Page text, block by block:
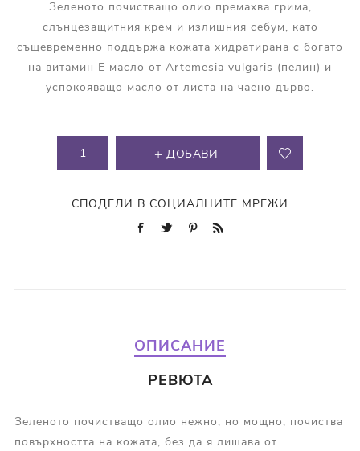
Зеленото почистващо олио премахва грима,
слънцезащитния крем и излишния себум, като
същевременно поддържа кожата хидратирана с богато
на витамин Е масло от Artemesia vulgaris (пелин) и
успокояващо масло от листа на чаено дърво.
ДОБАВИ
СПОДЕЛИ В СОЦИАЛНИТЕ МРЕЖИ
ОПИСАНИЕ
РЕВЮТА
Зеленото почистващо олио нежно, но мощно, почиства
повърхността на кожата, без да я лишава от